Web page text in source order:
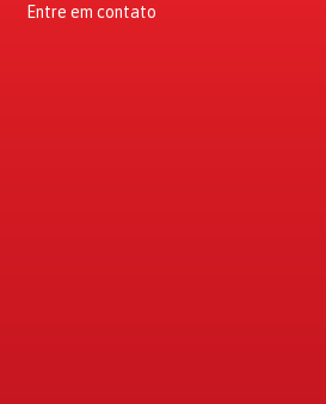
Entre em contato